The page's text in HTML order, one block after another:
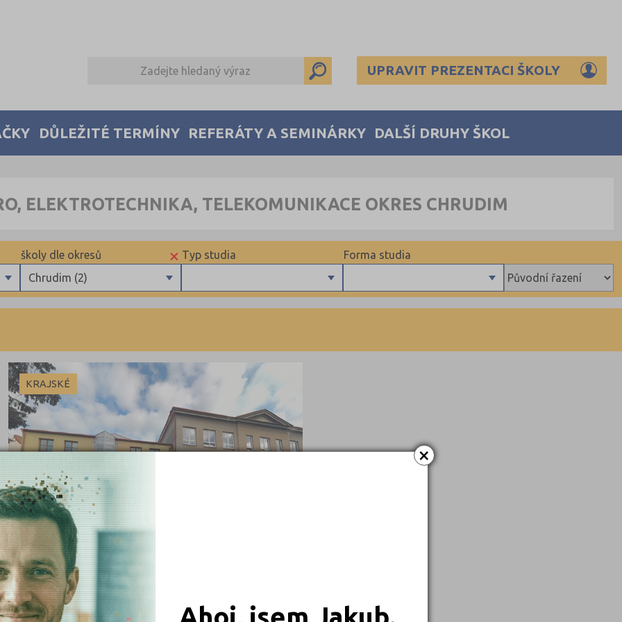
×
UPRAVIT PREZENTACI ŠKOLY
DŮLEŽITÉ TERMÍNY REFERÁTY A SEMINÁRKY DALŠÍ DRUHY ŠKOL
ELEKTROTECHNIKA, TELEKOMUNIKACE OKRES CHRUDIM
Forma studia
Typ studia
×
Chrudim (2)
školy dle okresů
Blansko (3)
Brno-město (8)
Brno-venkov (3)
Bruntál (2)
Břeclav (2)
Česká Lípa (2)
České Budějovice (3)
Český Krumlov (1)
Děčín (3)
Domažlice (1)
Frýdek-Místek (3)
Havlíčkův Brod (1)
KRAJSKÉ